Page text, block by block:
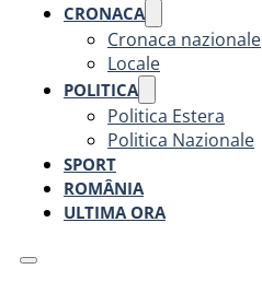
CRONACA
Cronaca nazionale
Locale
POLITICA
Politica Estera
Politica Nazionale
SPORT
ROMÂNIA
ULTIMA ORA